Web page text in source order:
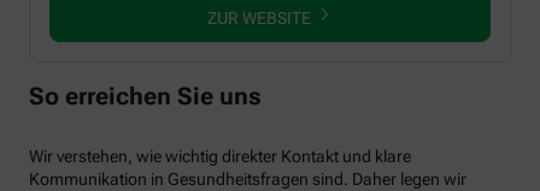
ZUR WEBSITE
So erreichen Sie uns
Wir verstehen, wie wichtig direkter Kontakt und klare
Kommunikation in Gesundheitsfragen sind. Daher legen wir